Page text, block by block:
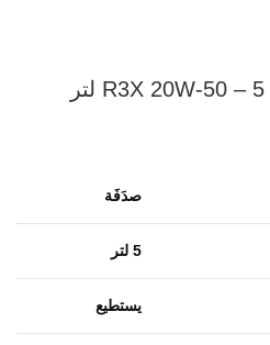
صدَفَة
5 لتر
يستطيع